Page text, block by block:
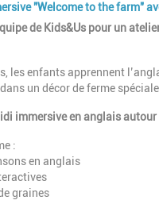
"Welcome to the farm"
de Kids&Us pour un
les enfants apprennent
un décor de ferme
immersive en anglais
:
en anglais
graines